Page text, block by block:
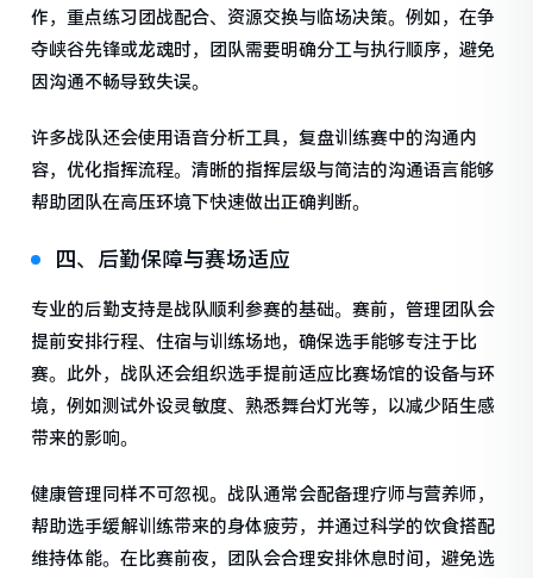
作，重点练习团战配合、资源交换与临场决策。例如，在争
夺峡谷先锋或龙魂时，团队需要明确分工与执行顺序，避免
因沟通不畅导致失误。
许多战队还会使用语音分析工具，复盘训练赛中的沟通内
容，优化指挥流程。清晰的指挥层级与简洁的沟通语言能够
帮助团队在高压环境下快速做出正确判断。
四、后勤保障与赛场适应
专业的后勤支持是战队顺利参赛的基础。赛前，管理团队会
提前安排行程、住宿与训练场地，确保选手能够专注于比
赛。此外，战队还会组织选手提前适应比赛场馆的设备与环
境，例如测试外设灵敏度、熟悉舞台灯光等，以减少陌生感
带来的影响。
健康管理同样不可忽视。战队通常会配备理疗师与营养师，
帮助选手缓解训练带来的身体疲劳，并通过科学的饮食搭配
维持体能。在比赛前夜，团队会合理安排休息时间，避免选